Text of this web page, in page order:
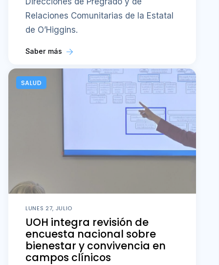
Relaciones Comunitarias de la Estatal
de O’Higgins.
Saber más
SALUD
LUNES 27, JULIO
UOH integra revisión de
encuesta nacional sobre
bienestar y convivencia en
campos clínicos